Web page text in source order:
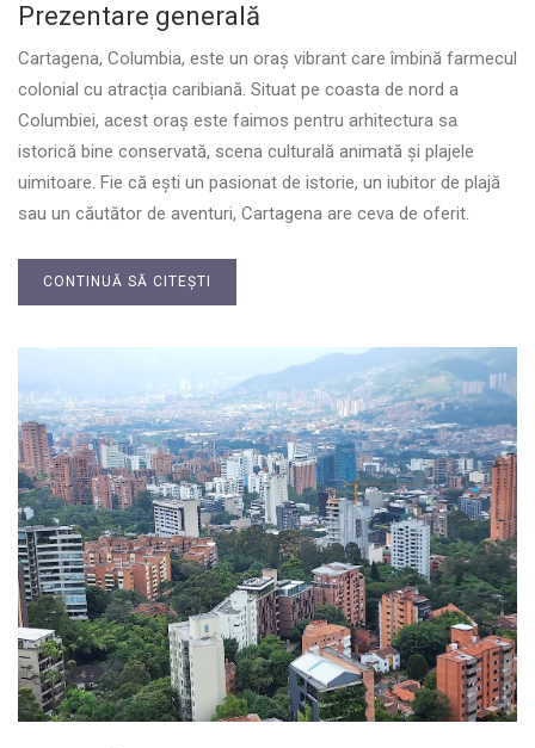
Prezentare generală
Cartagena, Columbia, este un oraș vibrant care îmbină farmecul
colonial cu atracția caribiană. Situat pe coasta de nord a
Columbiei, acest oraș este faimos pentru arhitectura sa
istorică bine conservată, scena culturală animată și plajele
uimitoare. Fie că ești un pasionat de istorie, un iubitor de plajă
sau un căutător de aventuri, Cartagena are ceva de oferit.
CONTINUĂ SĂ CITEȘTI